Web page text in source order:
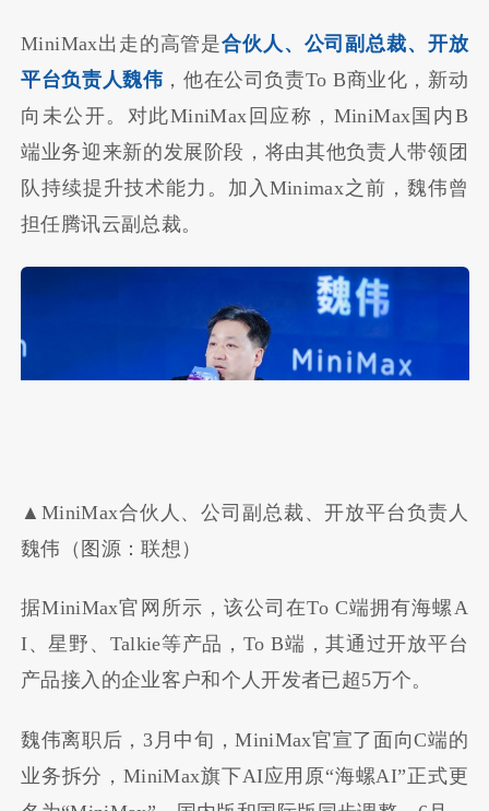
MiniMax出走的高管是合伙人、公司副总裁、开放
平台负责人魏伟 ，他在公司负责To B商业化，新动
向未公开。对此MiniMax回应称，MiniMax国内B
端业务迎来新的发展阶段，将由其他负责人带领团
队持续提升技术能力。加入Minimax之前， 魏伟曾
担任腾讯云副总裁。
▲MiniMax合伙人、公司副总裁、开放平台负责人
魏伟（图源：联想）
据MiniMax官网所示，该公司在To C端拥有海螺A
I、星野、Talkie等产品，To B端，其通过开放平台
产品接入的企业客户和个人开发者已超5万个。
魏伟离职后，3月中旬，MiniMax官宣了面向C端的
业务拆分，MiniMax旗下AI应用原“海螺AI”正式更